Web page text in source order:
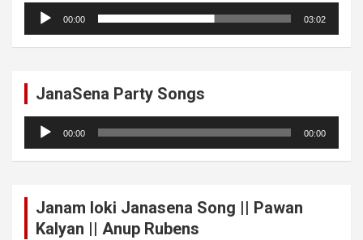
Audio
Player
00:00 03:02
JanaSena Party Songs
Audio
Player
00:00 00:00
Janam loki Janasena Song || Pawan
Kalyan || Anup Rubens